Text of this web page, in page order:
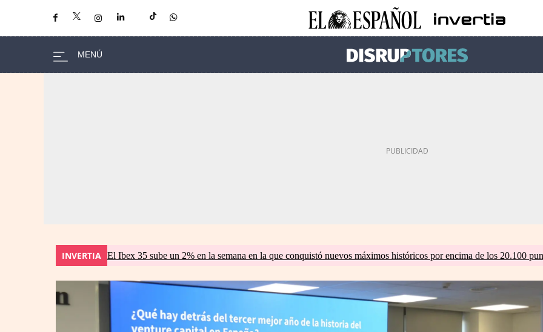
INVERTIA El Ibex 35 sube un 2% en la semana en la que conquistó nuevos máximos históricos por encima de los 20.100